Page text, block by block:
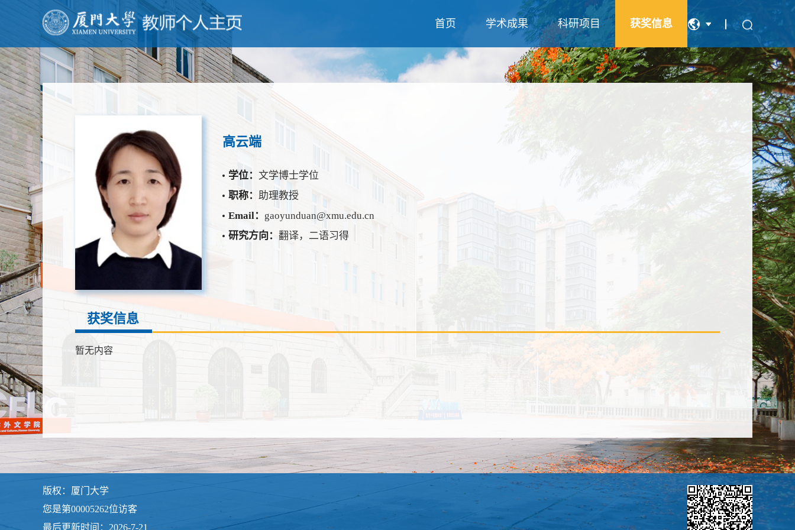
首页 学术成果 科研项目 获奖信息
中文
English
高云端
学位： 文学博士学位
职称： 助理教授
Email： gaoyunduan@xmu.edu.cn
研究方向： 翻译，二语习得
获奖信息
暂无内容
版权：厦门大学
您是第00005262位访客
最后更新时间： 2026-7-21